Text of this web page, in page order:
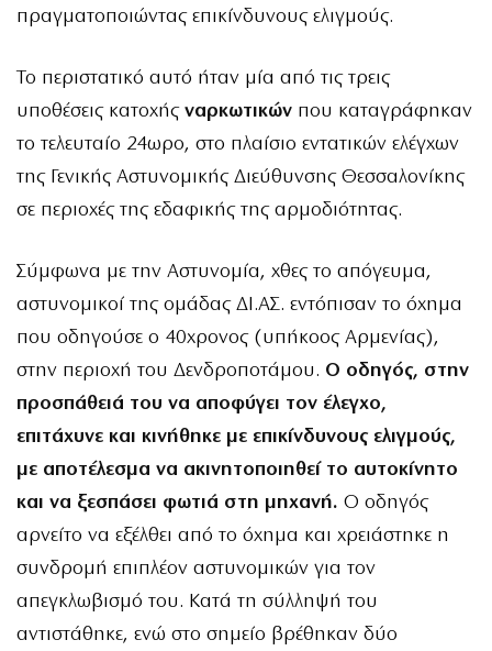
πραγματοποιώντας επικίνδυνους ελιγμούς.
Το περιστατικό αυτό ήταν μία από τις τρεις
υποθέσεις κατοχής ναρκωτικών που καταγράφηκαν
το τελευταίο 24ωρο, στο πλαίσιο εντατικών ελέγχων
της Γενικής Αστυνομικής Διεύθυνσης Θεσσαλονίκης
σε περιοχές της εδαφικής της αρμοδιότητας.
Σύμφωνα με την Αστυνομία, χθες το απόγευμα,
αστυνομικοί της ομάδας ΔΙ.ΑΣ. εντόπισαν το όχημα
που οδηγούσε ο 40χρονος (υπήκοος Αρμενίας),
στην περιοχή του Δενδροποτάμου. Ο οδηγός, στην
προσπάθειά του να αποφύγει τον έλεγχο,
επιτάχυνε και κινήθηκε με επικίνδυνους ελιγμούς,
με αποτέλεσμα να ακινητοποιηθεί το αυτοκίνητο
και να ξεσπάσει φωτιά στη μηχανή. Ο οδηγός
αρνείτο να εξέλθει από το όχημα και χρειάστηκε η
συνδρομή επιπλέον αστυνομικών για τον
απεγκλωβισμό του. Κατά τη σύλληψή του
αντιστάθηκε, ενώ στο σημείο βρέθηκαν δύο